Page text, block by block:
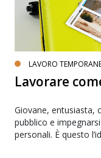
LAVORO
Lavorare
Giovane, entusiasta,
pubblico e
personali. È questo